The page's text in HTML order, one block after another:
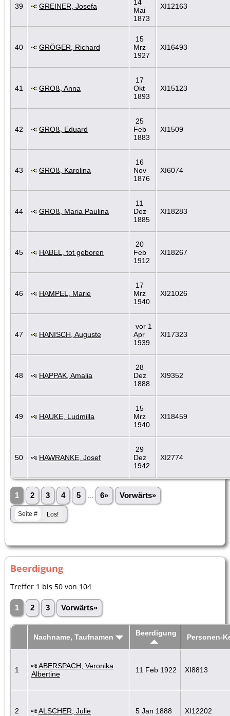
39 GREINER, Josefa
14
Mai
1873
XI12163
40 GRÖGER, Richard
15
Mrz
1927
XI16493
41 GROß, Anna
17
Okt
1893
XI15123
42 GROß, Eduard
25
Feb
1883
XI1509
43 GROß, Karolina
16
Nov
1876
XI6074
44 GROß, Maria Paulina
11
Dez
1885
XI18283
45 HABEL, tot geboren
20
Feb
1912
XI18267
46 HAMPEL, Marie
17
Mrz
1940
XI21026
47 HANISCH, Auguste
vor 1
Apr
1939
XI17323
48 HAPPAK, Amalia
28
Dez
1888
XI9352
49 HAUKE, Ludmilla
15
Mrz
1940
XI18459
50 HAWRANKE, Josef
29
Dez
1942
XI2774
1 2 3 4 5 6» Vorwärts»
Beerdigung
Treffer 1 bis 50 von 104
1 2 3 Vorwärts»
Nachname, Taufnamen Beerdigung Personen-
1
ABERSPACH, Veronika
Albertine
11 Feb 1922 XI8813
2 ALSCHER, Julie 5 Jan 1888 XI12202